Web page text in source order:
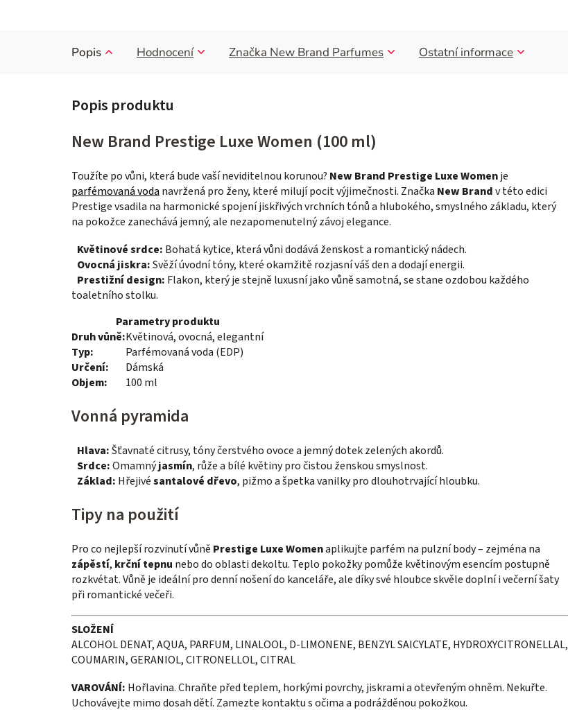
Popis Hodnocení Značka New Brand Parfumes Ostatní informace
New Brand Prestige Luxe Women (100 ml)
Toužíte po vůni, která bude vaší neviditelnou korunou? New Brand Prestige Luxe Womenje
parfémovaná vodanavržená pro ženy, které milují pocit výjimečnosti. Značka New Brandv této edici
Prestige vsadila na harmonické spojení jiskřivých vrchních tónů a hlubokého, smyslného základu, který
na pokožce zanechává jemný, ale nezapomenutelný závoj elegance.
Květinové srdce: Bohatá kytice, která vůni dodává ženskost a romantický nádech.
Ovocná jiskra:Svěží úvodní tóny, které okamžitě rozjasní váš den a dodají energii.
Prestižní design: Flakon, který je stejně luxusní jako vůně samotná, se stane ozdobou každého
toaletního stolku.
Parametry produktu
Druh vůně:Květinová, ovocná, elegantní
Typ:
Parfémovaná voda (EDP)
Určení:
Dámská
Objem:
100 ml
Vonná pyramida
Hlava:Šťavnaté citrusy, tóny čerstvého ovoce a jemný dotek zelených akordů.
Srdce:Omamnýjasmín, růže a bílé květiny pro čistou ženskou smyslnost.
Základ: Hřejivésantalové dřevo, pižmo a špetka vanilky pro dlouhotrvající hloubku.
Tipy na použití
Pro co nejlepší rozvinutí vůně Prestige Luxe Womenaplikujte parfém na pulzní body – zejména na
zápěstí, krční tepnu nebo do oblasti dekoltu. Teplo pokožky pomůže květinovým esencím postupně
rozkvétat. Vůně je ideální pro denní nošení do kanceláře, ale díky své hloubce skvěle doplní i večerní šaty
při romantické večeři.
SLOŽENÍ
ALCOHOL DENAT, AQUA, PARFUM, LINALOOL, D-LIMONENE, BENZYL SAICYLATE, HYDROXYCITRONELLAL,
COUMARIN, GERANIOL, CITRONELLOL, CITRAL
VAROVÁNÍ: Hořlavina. Chraňte před teplem, horkými povrchy, jiskrami a otevřeným ohněm. Nekuřte.
Uchovávejte mimo dosah dětí. Zamezte kontaktu s očima a podrážděnou pokožkou.